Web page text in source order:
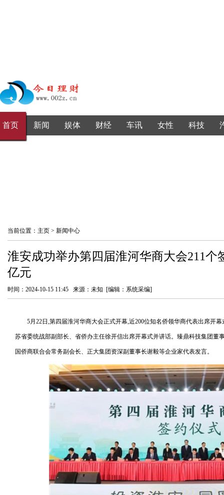
首页 新闻 娱体 财经 车讯 女性 科技
当前位置： 主页 > 新闻中心
淮安成功举办第四届淮河华商大会211个
亿元
时间：2024-10-15 11:45 来源：未知 [编辑：系统采编]
5月22日,第四届淮河华商大会正式开幕,近200位知名侨领华商代表出席开
苏省委统战部副部长、省侨办主任徐开信出席开幕式并讲话。臻鼎科技集团董
国侨商联合会常务副会长、正大集团资深副董事长谢毅等企业家代表发言。